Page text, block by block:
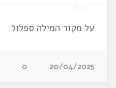
על מקור המילה ספלול
20/04/2025
0